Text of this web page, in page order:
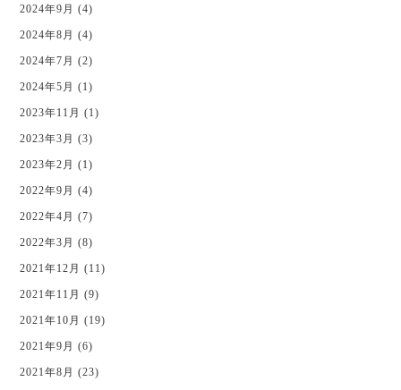
2024年9月 (4)
2024年8月 (4)
2024年7月 (2)
2024年5月 (1)
2023年11月 (1)
2023年3月 (3)
2023年2月 (1)
2022年9月 (4)
2022年4月 (7)
2022年3月 (8)
2021年12月 (11)
2021年11月 (9)
2021年10月 (19)
2021年9月 (6)
2021年8月 (23)